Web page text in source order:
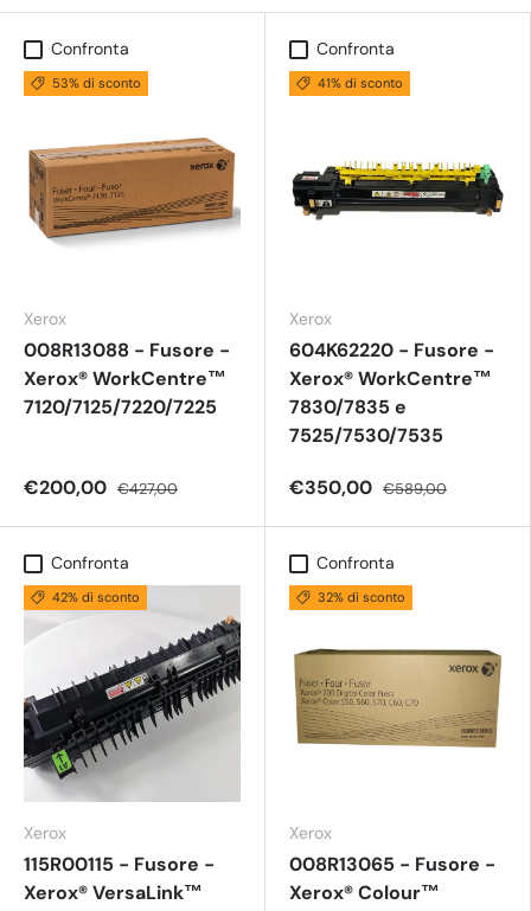
Confronta
53% di sconto
Xerox
008R13088 - Fusore -
Xerox® WorkCentre™
7120/7125/7220/7225
€200,00 €427,00
Confronta
41% di sconto
Xerox
604K62220 - Fusore -
Xerox® WorkCentre™
7830/7835 e
7525/7530/7535
€350,00 €589,00
Confronta
42% di sconto
Xerox
115R00115 - Fusore -
Xerox® VersaLink™
Confronta
32% di sconto
Xerox
008R13065 - Fusore -
Xerox® Colour™